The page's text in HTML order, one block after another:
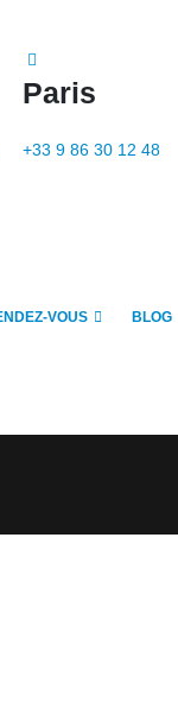
Paris
+33 9 86 30 12 48
VOUS BLOG